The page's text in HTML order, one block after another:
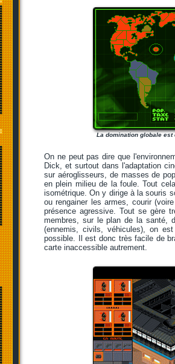
La domination globale est
On ne peut pas dire que
Dick, et surtout dans l'adaptation
sur aéroglisseurs, de masses de
en plein milieu de la foule. Tout
isométrique. On y dirige à la souris
ou rengainer les armes, courir
présence agressive. Tout se gère
membres, sur le plan de la santé,
(ennemis, civils, véhicules), on
possible. Il est donc très facile de
carte inaccessible autrement.